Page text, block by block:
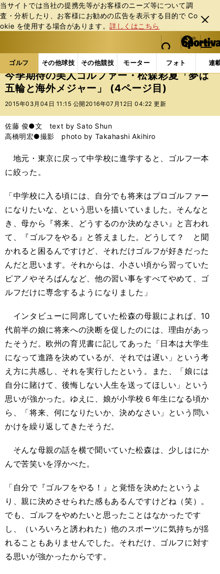
当サイトでは当社の提携先等がお客様のニーズ等について調
査・分析したり、お客様にお勧めの広告を表⽰する⽬的で Co
okie を使⽤する場合があります。詳しくはこちら
閉じ
る
web Sportiva (webスポルティーバ)
検索
マイペ
ー
ジ
メニュ
ゴルフ その他球技 その他競技 モーター フォト 連
ス
ポ
ル
バ
ゴルフの記事一覧 ゴルフ 女子ゴルフ 今季期待
今季期待の美人ゴルファー・松森彩夏「夢は
五輪と海外メジャー」 (4ページ目)
2015年03月04日 11:15 公開 2016年07月12日 04:22 更新
佐藤 俊●文 text by Sato Shun
高橋明宏●撮影 photo by Takahashi Akihiro
地元・東京に戻って中学校に進学すると、ゴルフ一本
に絞った。
「中学校に入る頃には、自分でも将来はプロゴルファー
になりたいな、という思いを描いていました。そんなと
き、母から『将来、どうするのか決めなさい』と言われ
て、『ゴルフをやる』と答えました。どうして？ と聞
かれると困るんですけど、それだけゴルフが好きだった
んだと思います。それからは、小さい頃から習っていた
ピアノやそろばんなど、他の習い事をすべてやめて、ゴ
ルフだけに専念するようになりました」
インタビューに同席していた松森の母親によれば、10
代前半の娘に将来への決断を促したのには、理由があっ
たそうだ。欧州の育児書に記してあった「日本は大学生
になって進路を決めているが、それでは遅い」という考
え方に共感し、それを実行したという。また、「娘には
自分に賭けて、後悔しない人生を送ってほしい」という
思いが強かった。ゆえに、娘が小学校６年生になる頃か
ら、「将来、何になりたいか、決めなさい」という問い
かけを繰り返してきたそうだ。
そんな母親の話を横で聞いていた松森は、少しはにか
んで苦笑いを浮かべた。
「自分で『ゴルフをやる！』と覚悟を決めたというよ
り、親に決めさせられた感もあるんですけどね（笑）。
でも、ゴルフをやめたいと思ったことはなかったです
し、（いろいろと誘われた）他のスポーツに気持ちが揺
れることもありませんでした。それだけ、ゴルフに対す
る思いが強かったからです。